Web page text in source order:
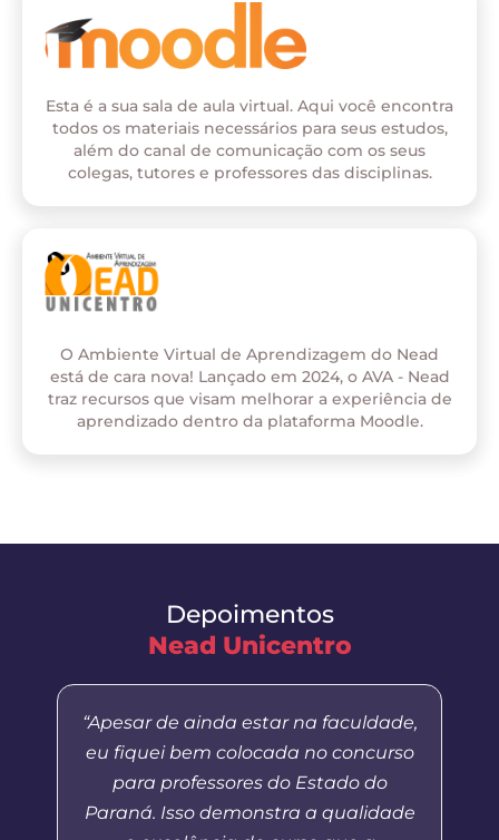
Esta é a sua sala de aula virtual. Aqui você encontra
todos os materiais necessários para seus estudos,
além do canal de comunicação com os seus
colegas, tutores e professores das disciplinas.
O Ambiente Virtual de Aprendizagem do Nead
está de cara nova! Lançado em 2024, o AVA - Nead
traz recursos que visam melhorar a experiência de
aprendizado dentro da plataforma Moodle.
Depoimentos
Nead Unicentro
“Apesar de ainda estar na faculdade,
eu fiquei bem colocada no concurso
para professores do Estado do
Paraná. Isso demonstra a qualidade